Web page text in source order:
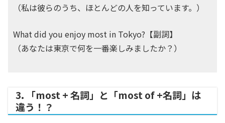
（私は彼らのうち、ほとんどの人を知っています。）
What did you enjoy most in Tokyo?【副詞】
（あなたは東京で何を一番楽しみましたか？）
3. 「most + 名詞」と「most of +名詞」は
違う！？